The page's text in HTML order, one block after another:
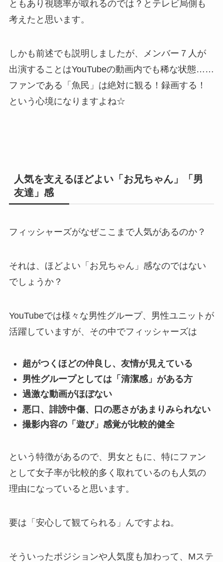
ともあり視聴率が取れるのでは？とテレビ局側も
考えたと思います。
しかも前述でも説明しましたが、メンバー７人が
出演することはYouTubeの動画内でも稀な状態……
ファンである「魚民」は絶対に観る！録画する！
という心境になりますよね☆
人気を支えるほどよい「お兄ちゃん」「男
友達」感
フィッシャーズがなぜここまで人気があるのか？
それは、ほどよい「お兄ちゃん」感なのではない
でしょうか？
YouTubeでは様々な男性グループ、男性ユニットが
活躍していますが、その中でフィッシャーズは
超がつくほどの仲良し、友情が見えている
男性グループとしては「清潔感」がある方
過激な動画がほぼない
悪口、誹謗中傷、口の悪さがあまりみられない
撮影内容の「遊び」感覚が比較的健全
という特徴があるので、男女ともに、特にファン
として女子率が比較的多く取れているのも人気の
理由になっていると思います。
要は「安心して観てられる」んですよね。
そういったポジションや人気度も加わって、Mステ